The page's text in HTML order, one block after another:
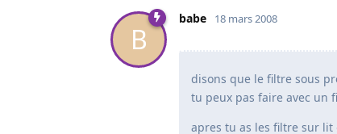
B
babe 18 mars 2008
disons que le filtre sous
tu peux pas faire avec un
apres tu as les filtre sur lit